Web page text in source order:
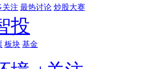
关注 最热讨论 炒股大赛
投
板块 基金